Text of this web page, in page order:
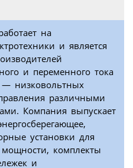
на
и является
и переменного тока
низковольтных
различными
Компания выпускает
установки для
комплекты
и